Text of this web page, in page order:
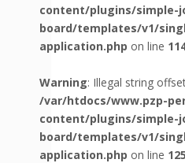
content/plugins/simple-
board/templates/v1/
application.php on line
Warning: Illegal string
/var/htdocs/www.pzp-
content/plugins/simple-
board/templates/v1/
application.php on line 125